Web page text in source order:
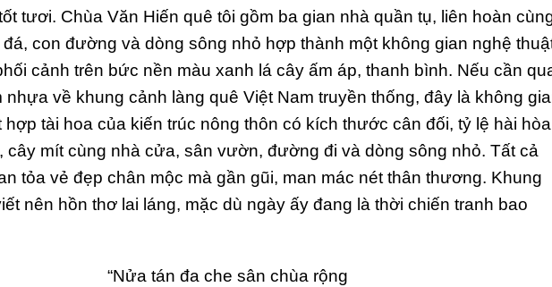
tươi. Chùa Văn Hiến quê tôi gồm ba gian nhà quần tụ, liên hoàn
con đường và dòng sông nhỏ hợp thành một không gian nghệ
cảnh trên bức nền màu xanh lá cây ấm áp, thanh bình. Nếu cần
nhựa về khung cảnh làng quê Việt Nam truyền thống, đây là không
tài hoa của kiến trúc nông thôn có kích thước cân đối, tỷ lệ hài hòa
cây mít cùng nhà cửa, sân vườn, đường đi và dòng sông nhỏ. Tất cả
tỏa vẻ đẹp chân mộc mà gần gũi, man mác nét thân thương. Khung
nên hồn thơ lai láng, mặc dù ngày ấy đang là thời chiến tranh bao
“Nửa tán đa che sân chùa rộng